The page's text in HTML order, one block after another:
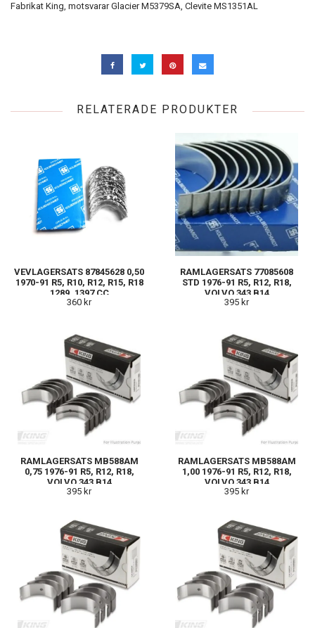
Fabrikat King, motsvarar Glacier M5379SA, Clevite MS1351AL
RELATERADE PRODUKTER
VEVLAGERSATS 87845628 0,50
1970-91 R5, R10, R12, R15, R18
1289, 1397 CC
360 kr
RAMLAGERSATS 77085608
STD 1976-91 R5, R12, R18,
VOLVO 343 B14
395 kr
RAMLAGERSATS MB588AM
0,75 1976-91 R5, R12, R18,
VOLVO 343 B14
395 kr
RAMLAGERSATS MB588AM
1,00 1976-91 R5, R12, R18,
VOLVO 343 B14
395 kr